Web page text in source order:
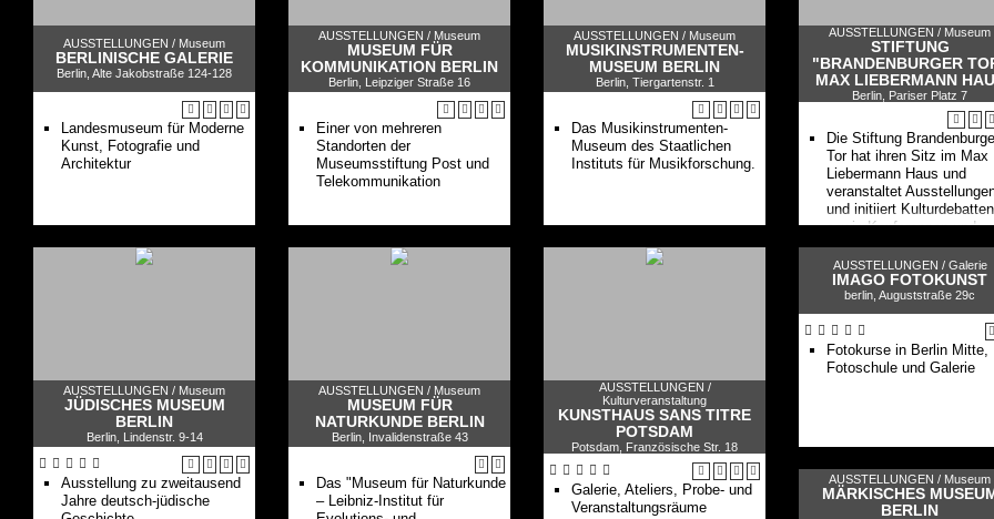
AUSSTELLUNGEN / Museum
BERLINISCHE GALERIE
Berlin, Alte Jakobstraße 124-128
Landesmuseum für Moderne
Kunst, Fotografie und
Architektur
AUSSTELLUNGEN / Museum
MUSEUM FÜR
KOMMUNIKATION BERLIN
Berlin, Leipziger Straße 16
Einer von mehreren
Standorten der
Museumsstiftung Post und
Telekommunikation
AUSSTELLUNGEN / Museum
MUSIKINSTRUMENTEN-
MUSEUM BERLIN
Berlin, Tiergartenstr. 1
Das Musikinstrumenten-
Museum des Staatlichen
Instituts für Musikforschung.
AUSSTELLUNGEN / Museum
STIFTUNG
"BRANDENBURGER
MAX LIEBERMANN
Berlin, Pariser Platz 7
Die Stiftung
Tor hat ihren Sitz im Max
Liebermann Haus und
veranstaltet
und initiiert Kulturdebatten
sowie Konferenzen und
Projekte.
AUSSTELLUNGEN / Museum
JÜDISCHES MUSEUM
BERLIN
Berlin, Lindenstr. 9-14
Ausstellung zu zweitausend
Jahre deutsch-jüdische
AUSSTELLUNGEN / Museum
MUSEUM FÜR
NATURKUNDE BERLIN
Berlin, Invalidenstraße 43
Das "Museum für Naturkunde
– Leibniz-Institut für
AUSSTELLUNGEN /
Kulturveranstaltung
KUNSTHAUS SANS TITRE
POTSDAM
Potsdam, Französische Str. 18
Galerie, Ateliers, Probe- und
Veranstaltungsräume
AUSSTELLUNGEN / Galerie
IMAGO FOTOKUNST
berlin, Auguststraße 29c
Fotokurse in Berlin Mitte,
Fotoschule und Galerie
AUSSTELLUNGEN / Museum
MÄRKISCHES
BERLIN